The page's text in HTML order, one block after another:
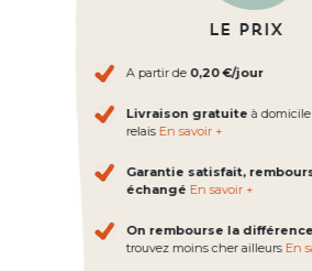
Le prix
A partir de 0,20 €/jour
Livraison gratuite à
relais En savoir +
Garantie satisfait,
échangé En savoir +
On rembourse la différence
trouvez moins cher ailleurs En